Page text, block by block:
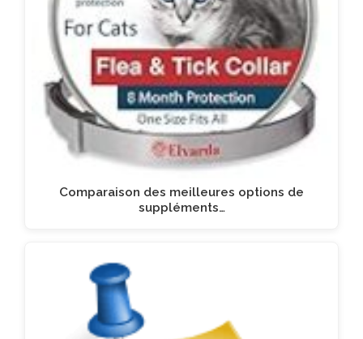
Comparaison des meilleures options de
suppléments…